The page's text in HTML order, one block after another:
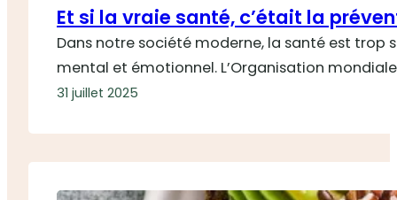
Et si la vraie santé, c’était la
Dans notre société moderne, la santé est trop
mental et émotionnel. L’Organisation
31 juillet 2025